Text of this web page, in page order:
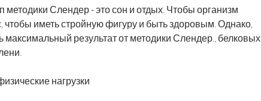
методики Слендер - это сон и отдых. Чтобы организм
чтобы иметь стройную фигуру и быть здоровым. Однако,
максимальный результат от методики Слендер., белковых
нагрузки